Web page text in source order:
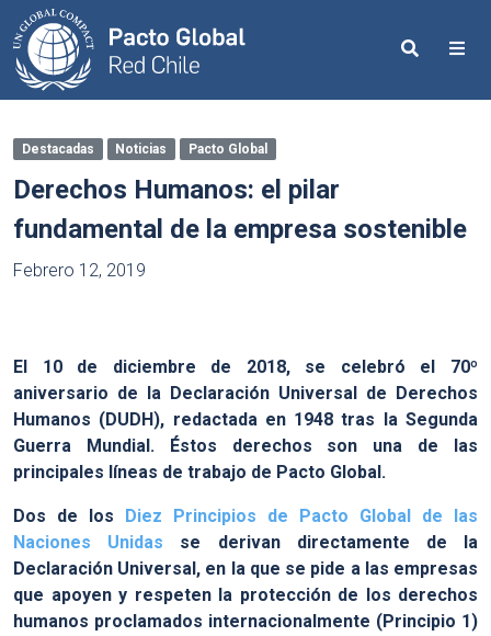
Search
Destacadas Noticias Pacto Global
Derechos Humanos: el pilar
fundamental de la empresa sostenible
Febrero 12, 2019
El 10 de diciembre de 2018, se celebró el 70º
aniversario de la Declaración Universal de Derechos
Humanos (DUDH), redactada en 1948 tras la Segunda
Guerra Mundial. Éstos derechos son una de las
principales líneas de trabajo de Pacto Global.
Dos de los Diez Principios de Pacto Global de las
Naciones Unidas se derivan directamente de la
Declaración Universal, en la que se pide a las empresas
que apoyen y respeten la protección de los derechos
humanos proclamados internacionalmente (Principio 1)